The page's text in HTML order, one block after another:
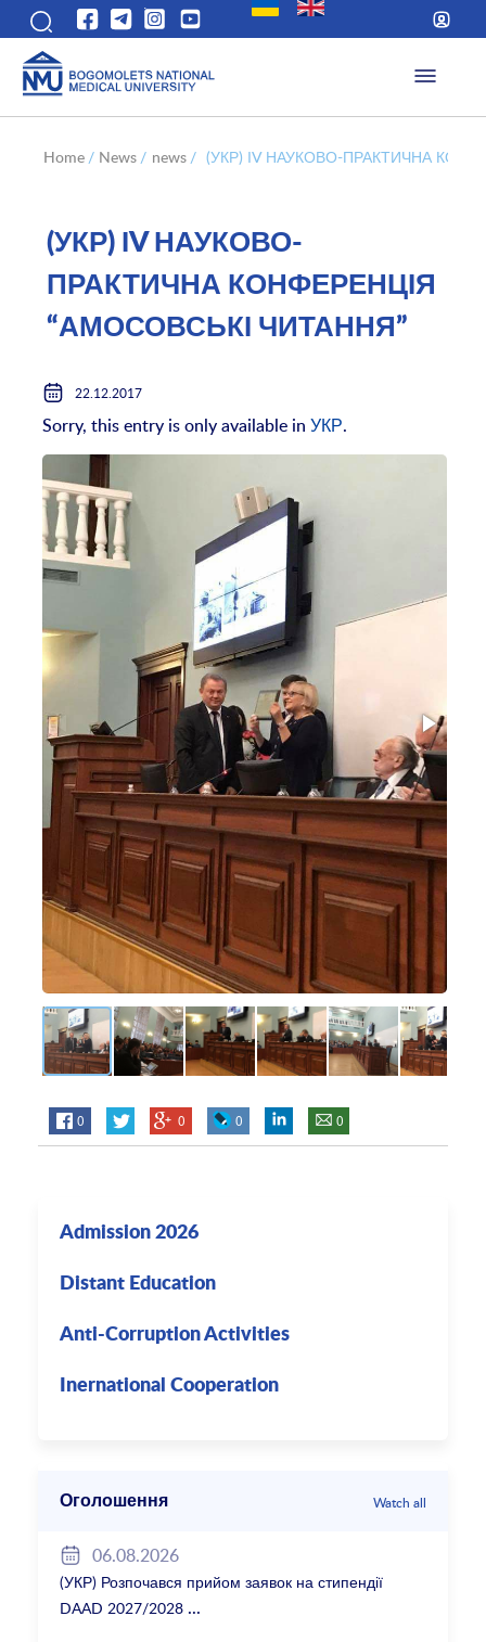
Home / News / news / (УКР) ІV НАУКОВО-ПРАКТИЧНА
(УКР) ІV НАУКОВО-
ПРАКТИЧНА КОНФЕРЕНЦІЯ
“АМОСОВСЬКІ ЧИТАННЯ”
22.12.2017
Sorry, this entry is only available inУКР.
0 0 0 0
Admission 2026
Distant Education
Anti-Corruption Activities
Inernational Cooperation
Оголошення Watch all
06.08.2026
(УКР) Розпочався прийом заявок на стипендії
DAAD 2027/2028